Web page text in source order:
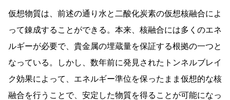
仮想物質は、前述の通り水と二酸化炭素の仮想核融合によ
って錬成することができる。本来、核融合には多くのエネ
ルギーが必要で、貴金属の埋蔵量を保証する根拠の一つと
なっている。しかし、数年前に発見されたトンネルブレイ
ク効果によって、エネルギー準位を保ったまま仮想的な核
融合を行うことで、安定した物質を得ることが可能になっ